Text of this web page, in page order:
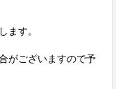
ます。
がございますので予